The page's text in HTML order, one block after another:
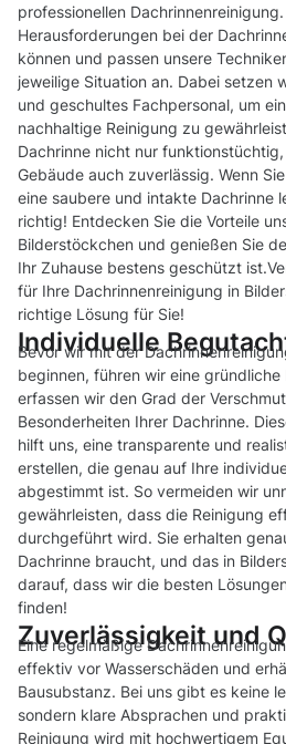
professionellen
Herausforderungen bei der
können und passen unsere
jeweilige Situation an. Dabei setzen
und geschultes Fachpersonal, um
nachhaltige Reinigung zu
Dachrinne nicht nur
Gebäude auch zuverlässig. Wenn
eine saubere und intakte Dachrinne
richtig! Entdecken Sie die Vorteile
Bilderstöckchen und genießen Sie
Ihr Zuhause bestens geschützt
für Ihre Dachrinnenreinigung in
richtige Lösung für Sie!
Individuelle
Bevor wir mit der
beginnen, führen wir eine
erfassen wir den Grad der
Besonderheiten Ihrer Dachrinne.
hilft uns, eine transparente und
erstellen, die genau auf Ihre
abgestimmt ist. So vermeiden wir
gewährleisten, dass die Reinigung
durchgeführt wird. Sie erhalten
Dachrinne braucht, und das in
darauf, dass wir die besten
finden!
Zuverlässigkeit und
Eine regelmäßige
effektiv vor Wasserschäden und
Bausubstanz. Bei uns gibt es keine
sondern klare Absprachen und
Reinigung wird mit hochwertigem